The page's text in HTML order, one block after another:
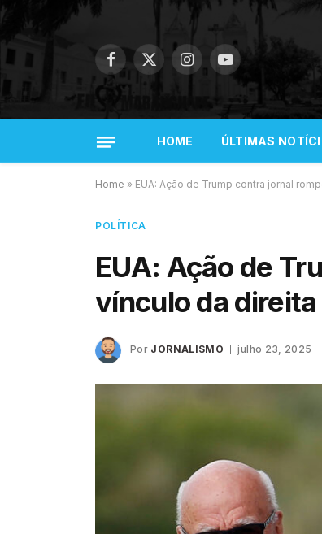
Facebook
X
InstagramYouTube
HOME ÚLTIMAS
Home » EUA: Ação de Trump contra jornal
POLÍTICA
EUA: Ação de
vínculo da direita
Por JORNALISMO julho 23, 2025